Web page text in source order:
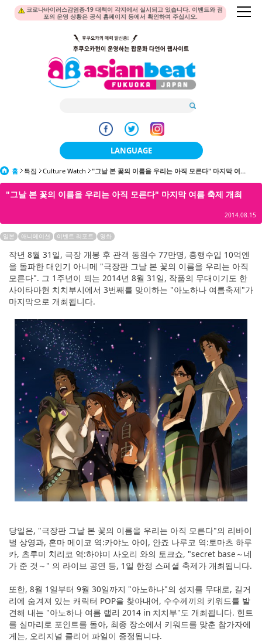
코로나바이러스감염증-19 대책이 각지에서 실시되고 있습니다. 이벤트와 점
포의 운영 상황은 공식 홈페이지 등에서 확인하여 주십시오.
LANGUAGE
日本語
한국어
English
ภาษาไทย
Bahasa Indonesia
홈 특집 Culture Watch "그날 본 꽃의 이름을 우리는 아직 모른다" 마지막 여...
"그날 본 꽃의 이름을 우리는 아직 모른다" 마지막 여름 축제 개최
2014.08.15
일본 애니메이션 이벤트 리포트 영화
작년 8월 31일, 극장 개봉 후 관객 동원수 77만명, 흥행수입 10억엔
을 돌파한 대인기 아니메 "극장판 그날 본 꽃의 이름을 우리는 아직
모른다". 그 1주년이 되는 2014년 8월 31일, 작품의 무대이기도 한
사이타마현 치치부시에서 3번째를 맞이하는 "아노하나 여름축제"가
마지막으로 개최됩니다.
당일은, "극장판 그날 본 꽃의 이름을 우리는 아직 모른다"의 리바이
벌 상영과, 혼마 메이코 역:카야노 아이, 안죠 나루코 역:토마츠 하루
카, 츠루미 치리코 역:하야미 사오리 와의 토크쇼, "secret base～네
가 준 것～" 의 라이브 공연 등, 1일 한정 스페셜 축제가 개최됩니다.
또한, 8월 1일부터 9월 30일까지 "아노하나"의 성지를 무대로, 길거
리에 숨겨져 있는 캐릭터 POP을 찾아내어, 수수께끼의 키워드를 발
견해 내는 "아노하나 여름 랠리 2014 in 치치부"도 개최됩니다. 힌트
를 실마리로 포인트를 돌아, 최종 장소에서 키워드를 맞춘 참가자에
게는, 오리지널 클리어 파일이 증정됩니다.